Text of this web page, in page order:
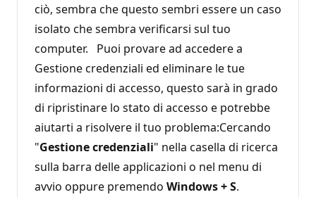
ciò, sembra che questo sembri essere un caso
isolato che sembra verificarsi sul tuo
computer. Puoi provare ad accedere a
Gestione credenziali ed eliminare le tue
informazioni di accesso, questo sarà in grado
di ripristinare lo stato di accesso e potrebbe
aiutarti a risolvere il tuo problema:Cercando
"Gestione credenziali" nella casella di ricerca
sulla barra delle applicazioni o nel menu di
avvio oppure premendo Windows + S.